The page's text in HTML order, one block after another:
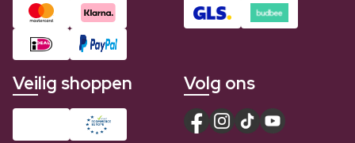
Veilig shoppen Volg ons